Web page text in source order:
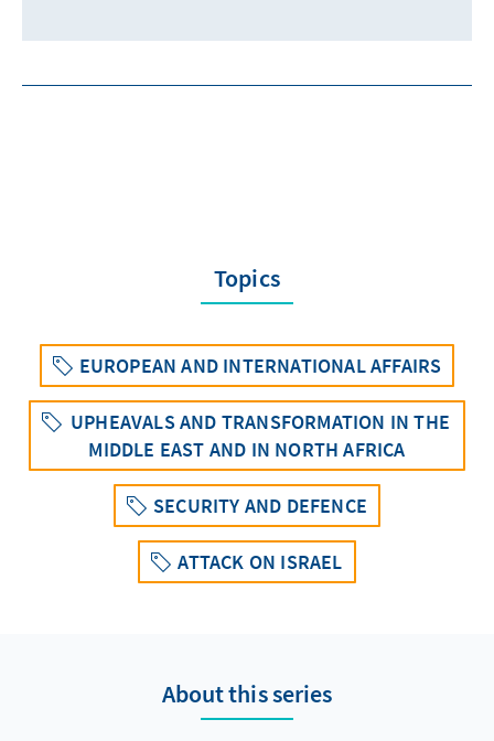
Topics
EUROPEAN AND INTERNATIONAL AFFAIRS
UPHEAVALS AND TRANSFORMATION IN THE
MIDDLE EAST AND IN NORTH AFRICA
SECURITY AND DEFENCE
ATTACK ON ISRAEL
About this series